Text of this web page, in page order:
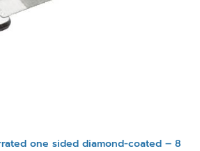
one sided diamond-coated – 8